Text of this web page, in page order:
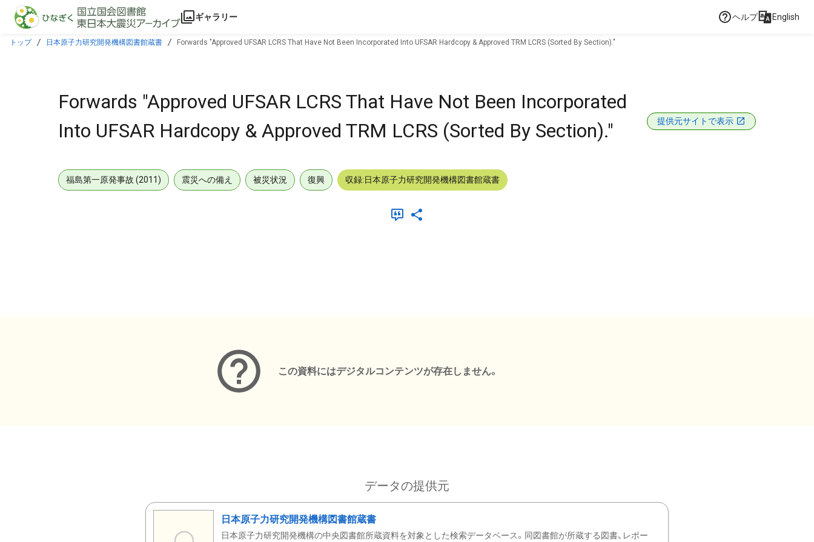
本文に飛ぶ
ギャラリー ヘルプ English
トップ 日本原子力研究開発機構図書館蔵書 Forwards "Approved UFSAR LCRS That Have Not Been Incorporated Into UFSAR Hardcopy & Approved TRM LCRS (Sorted By Section)."
Forwards "Approved UFSAR LCRS That Have Not Been Incorporated
Into UFSAR Hardcopy & Approved TRM LCRS (Sorted By Section)."
提供元サイトで表示
福島第一原発事故 (2011) 震災への備え 被災状況 復興 収録:日本原子力研究開発機構図書館蔵書
この資料にはデジタルコンテンツが存在しません。
データの提供元
日本原子力研究開発機構図書館蔵書
日本原子力研究開発機構の中央図書館所蔵資料を対象とした検索データベース。同図書館が所蔵する図書、レポー